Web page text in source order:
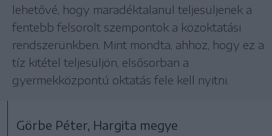
lehetővé, hogy maradéktalanul teljesüljenek a
fentebb felsorolt szempontok a közoktatási
rendszerünkben. Mint mondta, ahhoz, hogy ez a
tíz kitétel teljesüljön, elsősorban a
gyermekközpontú oktatás fele kell nyitni.
Görbe Péter, Hargita megye